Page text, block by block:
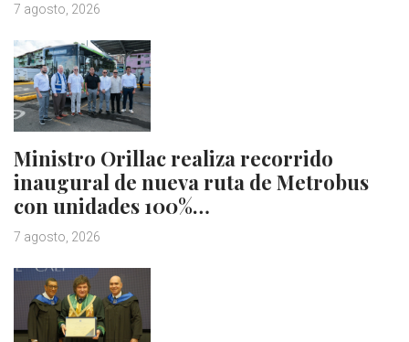
7 agosto, 2026
Ministro Orillac realiza recorrido
inaugural de nueva ruta de Metrobus
con unidades 100%…
7 agosto, 2026